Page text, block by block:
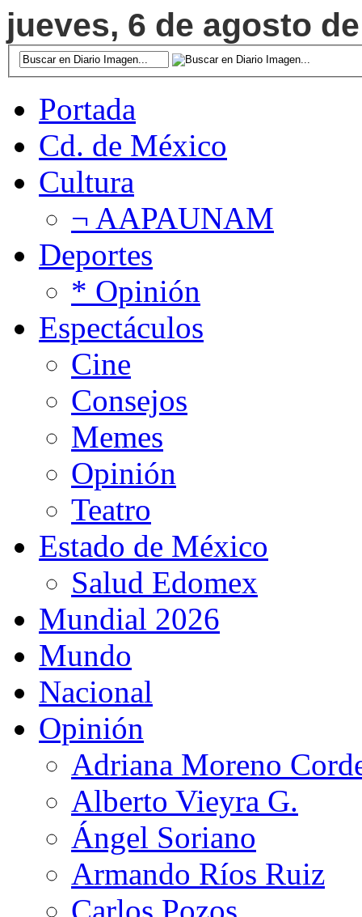
jueves, 6 de agosto
Portada
Cd. de México
Cultura
¬ AAPAUNAM
Deportes
* Opinión
Espectáculos
Cine
Consejos
Memes
Opinión
Teatro
Estado de México
Salud Edomex
Mundial 2026
Mundo
Nacional
Opinión
Adriana Moreno
Alberto Vieyra G.
Ángel Soriano
Armando Ríos Ruiz
Carlos Pozos